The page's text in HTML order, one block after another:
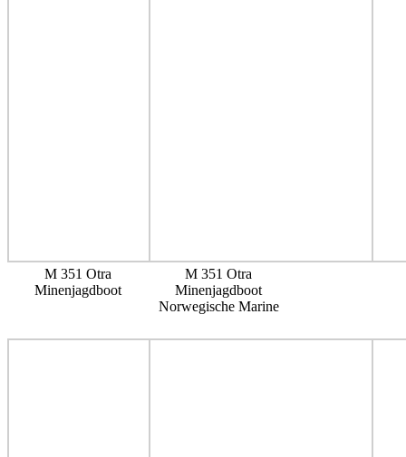
M 351 Otra
Minenjagdboot
M 351 Otra
Minenjagdboot
Norwegische Marine